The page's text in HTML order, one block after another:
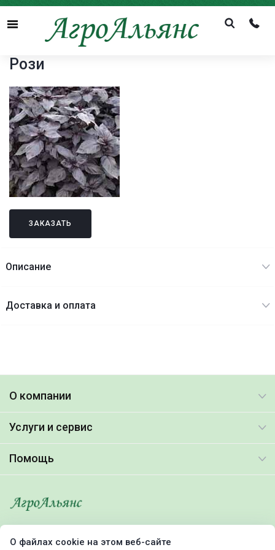
Menu
Рози
ЗАКАЗАТЬ
Описание
Доставка и оплата
О компании
Услуги и сервис
Помощь
О файлах cookie на этом веб-сайте